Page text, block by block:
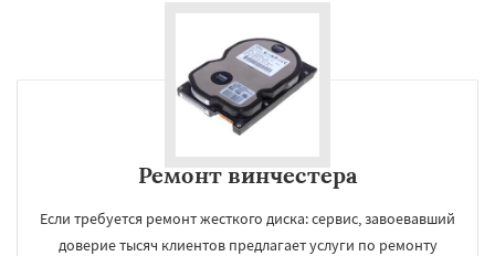
Ремонт винчестера
Если требуется ремонт жесткого диска: сервис, завоевавший
доверие тысяч клиентов предлагает услуги по ремонту